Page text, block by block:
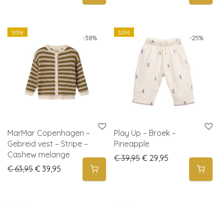
-38%
sale
MarMar Copenhagen –
Gebreid vest – Stripe –
Cashew melange
€63,95 Original price was: € 63,95.
€ 39,95 Current price is: € 39,95.
-25%
sale
Play Up – Broek –
Pineapple
€39,95 Original price was: €
€ 29,95 Current price